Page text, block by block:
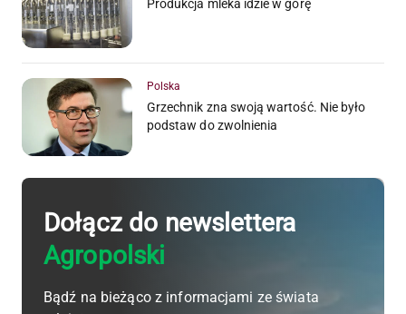
Produkcja mleka idzie w górę
Polska
Grzechnik zna swoją wartość. Nie było
podstaw do zwolnienia
Dołącz do newslettera
Agropolski
Bądź na bieżąco z informacjami ze świata